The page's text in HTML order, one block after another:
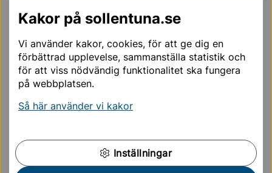
Kakor på sollentuna.se
Vi använder kakor, cookies, för att ge dig en
förbättrad upplevelse, sammanställa statistik och
för att viss nödvändig funktionalitet ska fungera
på webbplatsen.
Så här använder vi kakor
Inställningar
Råd om kemikalier i vardagen,
Kemikalieinspektionen
Miljötips till hushåll, Käppala